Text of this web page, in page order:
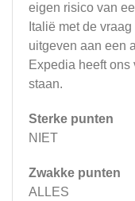
eigen risico van
Italië met de
uitgeven aan een
Expedia heeft
staan.
Sterke punten
NIET
Zwakke punten
ALLES